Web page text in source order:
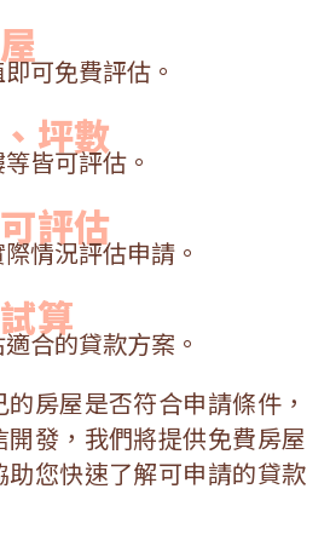
可免費評估。
坪數
皆可評估。
評估
情況評估申請。
算
合的貸款方案。
房屋是否符合申請條件，
發，我們將提供免費房屋
您快速了解可申請的貸款